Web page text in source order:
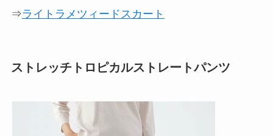
⇒ライトラメツィードスカート
ストレッチトロピカルストレートパンツ